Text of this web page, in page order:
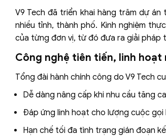
V9 Tech đã triển khai hàng trăm dự
nhiều tỉnh, thành phố. Kinh nghiệm
của từng đơn vị, từ đó đưa ra giải pháp
Công nghệ tiên tiến, linh hoạt
Tổng đài hành chính công do V9 Tech
Dễ dàng nâng cấp khi nhu cầu tăng
Đáp ứng linh hoạt cho lượng cuộc
Hạn chế tối đa tình trạng gián đoạn